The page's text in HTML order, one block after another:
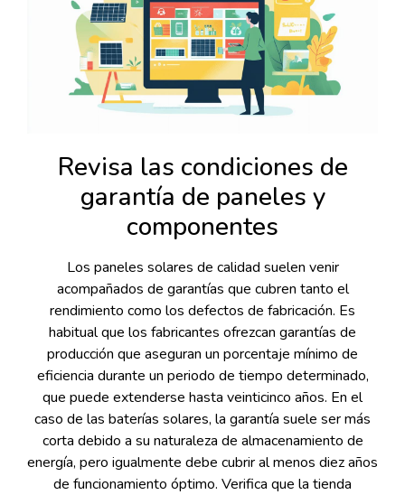
Revisa las condiciones de
garantía de paneles y
componentes
Los paneles solares de calidad suelen venir
acompañados de garantías que cubren tanto el
rendimiento como los defectos de fabricación. Es
habitual que los fabricantes ofrezcan garantías de
producción que aseguran un porcentaje mínimo de
eficiencia durante un periodo de tiempo determinado,
que puede extenderse hasta veinticinco años. En el
caso de las baterías solares, la garantía suele ser más
corta debido a su naturaleza de almacenamiento de
energía, pero igualmente debe cubrir al menos diez años
de funcionamiento óptimo. Verifica que la tienda